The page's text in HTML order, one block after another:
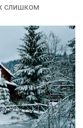
слишком